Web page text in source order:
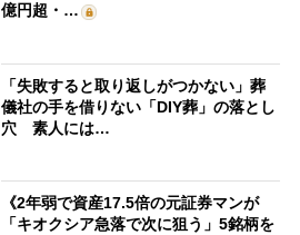
億円超・…
「失敗すると取り返しがつかない」葬
儀社の手を借りない「DIY葬」の落とし
穴 素人には…
《2年弱で資産17.5倍の元証券マンが
「キオクシア急落で次に狙う」5銘柄を